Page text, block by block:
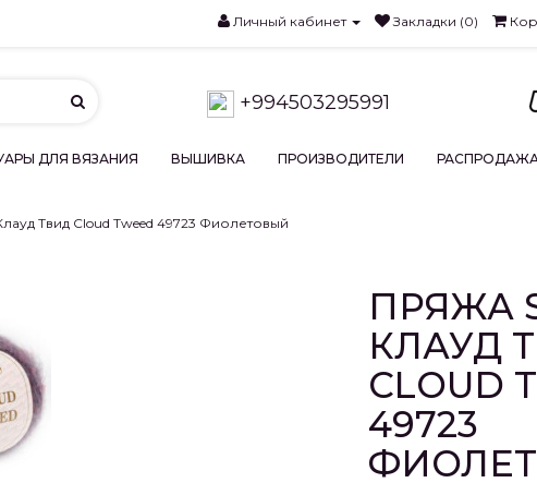
Личный кабинет Закладки (0)
+994503295991
ДЛЯ ВЯЗАНИЯ ВЫШИВКА ПРОИЗВОДИТЕЛИ
Твид Cloud Tweed 49723 Фиолетовый
ПРЯЖА
КЛАУД
CLOUD
49723